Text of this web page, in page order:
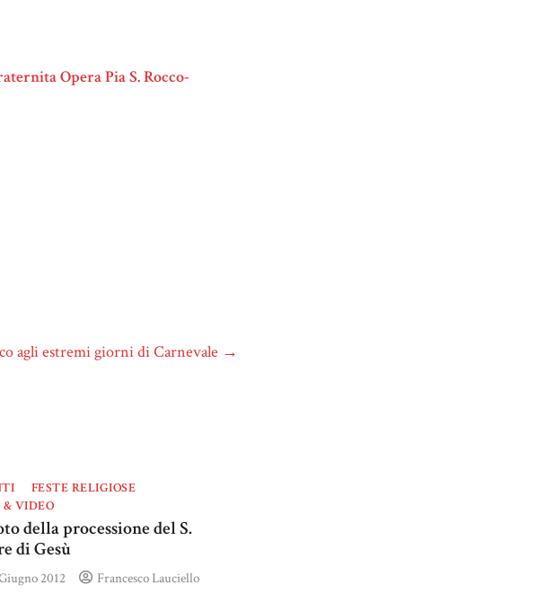
Opera Pia S. Rocco-
agli estremi giorni di Carnevale →
FESTE RELIGIOSE
& VIDEO
della processione del S.
di Gesù
2012 Francesco Lauciello